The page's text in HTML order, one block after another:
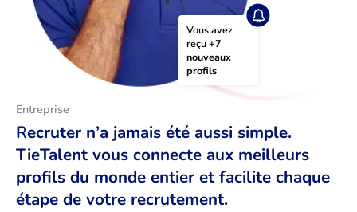
Vous avez
reçu +7
nouveaux
profils
Entreprise
Recruter n’a jamais été aussi simple.
TieTalent vous connecte aux meilleurs
profils du monde entier et facilite chaque
étape de votre recrutement.